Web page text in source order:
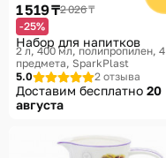
1 519 ₸2 026 ₸
-25%
Набор для напитков
2 л, 400 мл, полипропилен, 4
предмета SparkPlast
5.0
2 отзыва
Доставим бесплатно 20
августа